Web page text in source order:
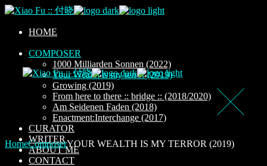
Skip
HOME
COMPOSER
1000 Milliarden Sonnen (2022)
Your Wealth is my terror (2019)
Growing (2019)
From here to there :: bridge :: (2018/2020)
Am Seidenen Faden (2018)
Enactment:Interchange (2017)
CURATOR
WRITER
ABOUT ME
CONTACT
HomeComposerYOUR WEALTH IS MY TERROR (2019)